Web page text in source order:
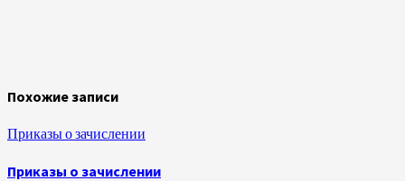
Похожие записи
Приказы о зачислении
Приказы о зачислении